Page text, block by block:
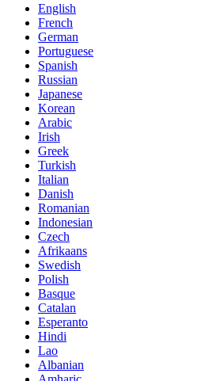
English
French
German
Portuguese
Spanish
Russian
Japanese
Korean
Arabic
Irish
Greek
Turkish
Italian
Danish
Romanian
Indonesian
Czech
Afrikaans
Swedish
Polish
Basque
Catalan
Esperanto
Hindi
Lao
Albanian